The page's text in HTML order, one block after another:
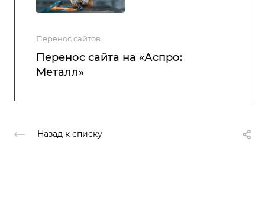
Перенос сайтов
Перенос сайта на «Аспро:
Металл»
Назад к списку